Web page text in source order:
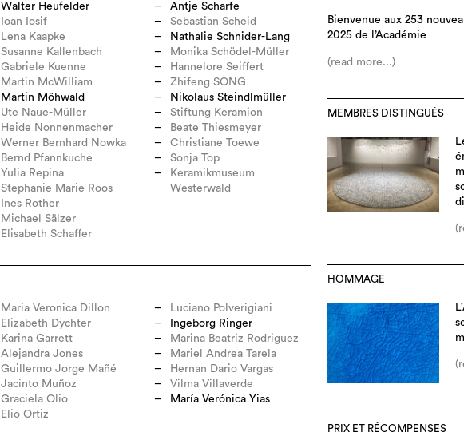
Walter Heufelder
Ioan Iosif
Lena Kaapke
Susanne Kallenbach
Gabriele Kuenne
Martin McWilliam
Martin Möhwald
Ute Naue-Müller
Heide Nonnenmacher
Werner Bernhard Nowka
Bernd Pfannkuche
Yulia Repina
Stephanie Marie Roos
Ines Rother
Michael Sälzer
Elisabeth Schaffer
Antje Scharfe
Sebastian Scheid
Nathalie Schnider-Lang
Monika Schödel-Müller
Hannelore Seiffert
Zhifeng SONG
Nikolaus Steindlmüller
Stiftung Keramion
Beate Thiesmeyer
Christiane Toewe
Sonja Top
Keramikmuseum
Westerwald
Maria Veronica Dillon
Elizabeth Dychter
Karina Garrett
Alejandra Jones
Guillermo Jorge Mañé
Jacinto Muñoz
Graciela Olio
Elio Ortiz
Luciano Polverigiani
Ingeborg Ringer
Marina Beatriz Rodriguez
Mariel Andrea Tarela
Hernan Dario Vargas
Vilma Villaverde
María Verónica Yias
Bienvenue aux 253
2025 de l’Académie
(read more...)
MEMBRES DISTINGUÉS
HOMMAGE
PRIX ET RÉCOMPENSES